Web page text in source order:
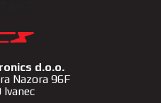
d.o.o.
Nazora 96F